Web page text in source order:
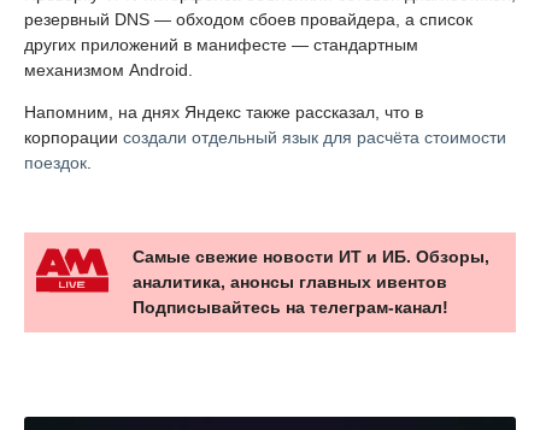
резервный DNS — обходом сбоев провайдера, а список
других приложений в манифесте — стандартным
механизмом Android.
Напомним, на днях Яндекс также рассказал, что в
корпорации создали отдельный язык для расчёта стоимости
поездок.
Самые свежие новости ИТ и ИБ. Обзоры,
аналитика, анонсы главных ивентов
Подписывайтесь на телеграм-канал!